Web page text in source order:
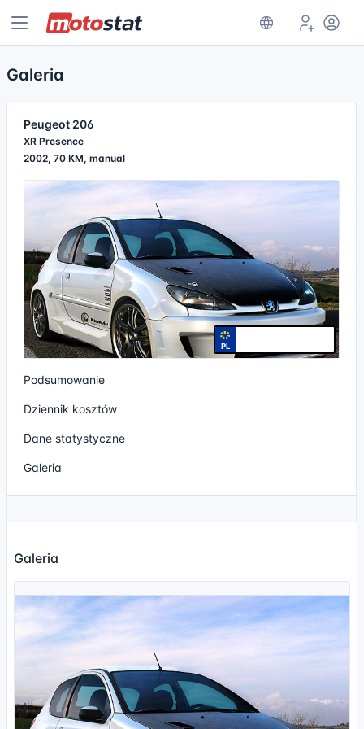
Galeria
Peugeot 206
XR Presence
2002, 70 KM, manual
PL
Podsumowanie
Dziennik kosztów
Dane statystyczne
Galeria
Galeria